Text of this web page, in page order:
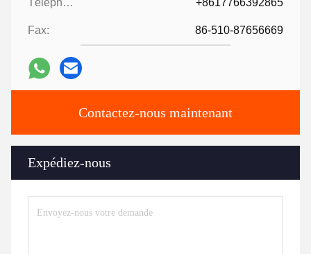
Téléphone: +8617766392865
Fax: 86-510-87656669
Contactez-nous maintenant
Expédiez-nous